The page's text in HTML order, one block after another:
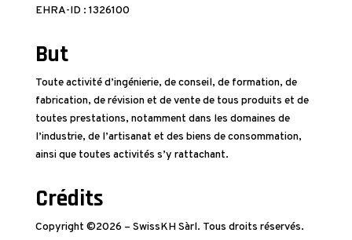
EHRA-ID : 1326100
But
Toute activité d’ingénierie, de conseil, de formation, de
fabrication, de révision et de vente de tous produits et de
toutes prestations, notamment dans les domaines de
l’industrie, de l’artisanat et des biens de consommation,
ainsi que toutes activités s’y rattachant.
Crédits
Copyright ©2026 – SwissKH Sàrl. Tous droits réservés.